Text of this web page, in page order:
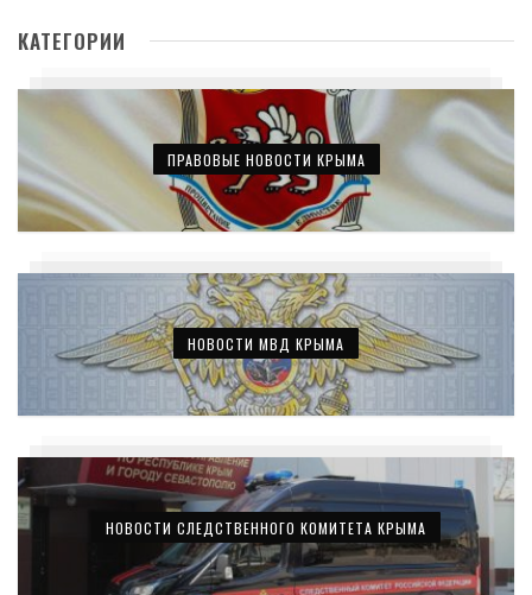
КАТЕГОРИИ
ПРАВОВЫЕ НОВОСТИ КРЫМА
НОВОСТИ МВД КРЫМА
НОВОСТИ СЛЕДСТВЕННОГО КОМИТЕТА КРЫМА